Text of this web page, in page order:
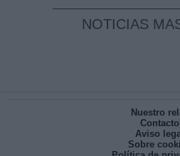
NOTICIAS
Nuestro
Contacto
Aviso
Sobre